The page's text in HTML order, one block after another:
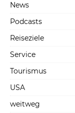
News
Podcasts
Reiseziele
Service
Tourismus
USA
weitweg